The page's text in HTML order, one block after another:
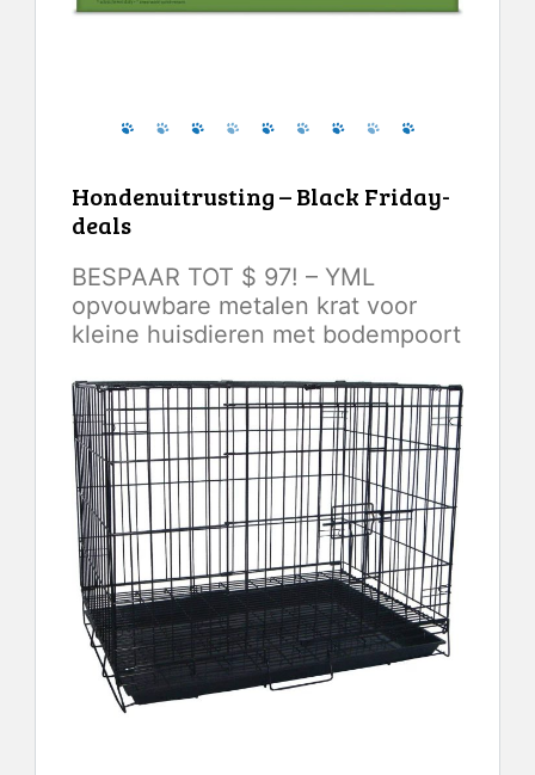
Hondenuitrusting – Black Friday-
deals
BESPAAR TOT $ 97! – YML
opvouwbare metalen krat voor
kleine huisdieren met bodempoort